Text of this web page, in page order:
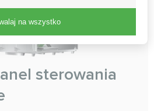
sterowania
na wszystko